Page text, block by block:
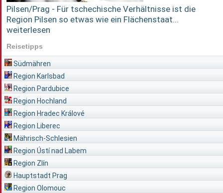
Pilsen/Prag - Für tschechische Verhältnisse ist die
Region Pilsen so etwas wie ein Flächenstaat...
weiterlesen
Reisetipps
Südmähren
Region Karlsbad
Region Pardubice
Region Hochland
Region Hradec Králové
Region Liberec
Mährisch-Schlesien
Region Ústí nad Labem
Region Zlín
Hauptstadt Prag
Region Olomouc